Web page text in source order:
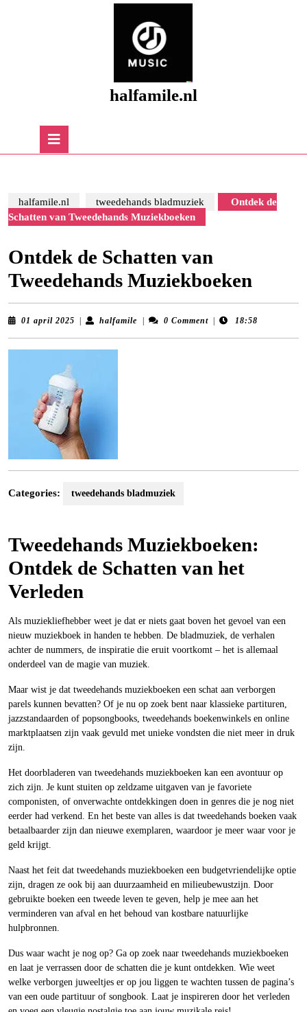
halfamile.nl
halfamile.nl tweedehands bladmuziek
Ontdek de
Schatten van Tweedehands Muziekboeken
Ontdek de Schatten van
Tweedehands Muziekboeken
01 april 2025 01
halfamile halfamile0 Comment 18:58
Categories: tweedehands bladmuziek
Tweedehands Muziekboeken:
Ontdek de Schatten van het
Verleden
Als muziekliefhebber weet je dat er niets gaat boven het gevoel van een
nieuw muziekboek in handen te hebben. De bladmuziek, de verhalen
achter de nummers, de inspiratie die eruit voortkomt – het is allemaal
onderdeel van de magie van muziek.
Maar wist je dat tweedehands muziekboeken een schat aan verborgen
parels kunnen bevatten? Of je nu op zoek bent naar klassieke partituren,
jazzstandaarden of popsongbooks, tweedehands boekenwinkels en online
marktplaatsen zijn vaak gevuld met unieke vondsten die niet meer in druk
zijn.
Het doorbladeren van tweedehands muziekboeken kan een avontuur op
zich zijn. Je kunt stuiten op zeldzame uitgaven van je favoriete
componisten, of onverwachte ontdekkingen doen in genres die je nog niet
eerder had verkend. En het beste van alles is dat tweedehands boeken vaak
betaalbaarder zijn dan nieuwe exemplaren, waardoor je meer waar voor je
geld krijgt.
Naast het feit dat tweedehands muziekboeken een budgetvriendelijke optie
zijn, dragen ze ook bij aan duurzaamheid en milieubewustzijn. Door
gebruikte boeken een tweede leven te geven, help je mee aan het
verminderen van afval en het behoud van kostbare natuurlijke
hulpbronnen.
Dus waar wacht je nog op? Ga op zoek naar tweedehands muziekboeken
en laat je verrassen door de schatten die je kunt ontdekken. Wie weet
welke verborgen juweeltjes er op jou liggen te wachten tussen de pagina’s
van een oude partituur of songbook. Laat je inspireren door het verleden